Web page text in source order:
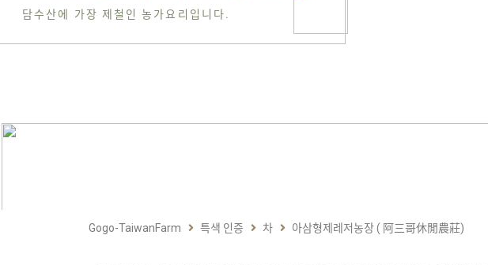
담수산에 가장 제철인 농가요리입니다.
Gogo-TaiwanFarm 특색 인증 차 아삼형제레저농장 ( 阿三哥休閒農莊)